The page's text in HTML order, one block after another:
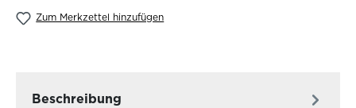
Zum Merkzettel hinzufügen
Beschreibung